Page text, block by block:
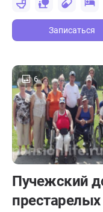
Записаться
6
Пучежский